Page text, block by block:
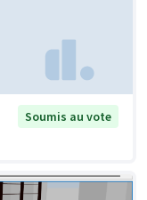
Soumis au vote